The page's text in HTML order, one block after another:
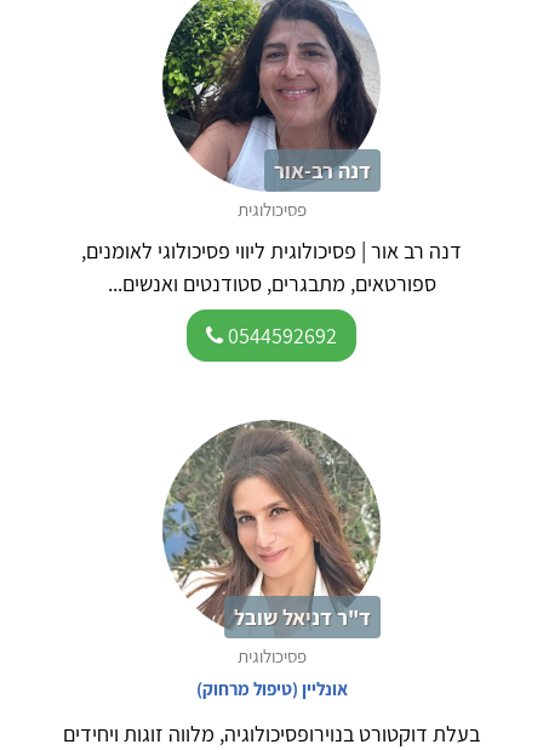
דנה רב-אור
פסיכולוגית
דנה רב אור | פסיכולוגית ליווי פסיכולוגי לאומנים,
ספורטאים, מתבגרים, סטודנטים ואנשים...
0544592692
ד"ר דניאל שובל
פסיכולוגית
אונליין (טיפול מרחוק)
בעלת דוקטורט בנוירופסיכולוגיה, מלווה זוגות ויחידים